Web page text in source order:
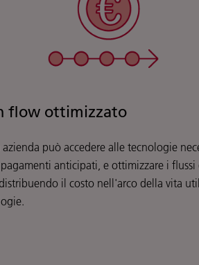
flow ottimizzato
azienda può accedere alle tecnologie
pagamenti anticipati, e ottimizzare i flussi
il costo nell'arco della vita